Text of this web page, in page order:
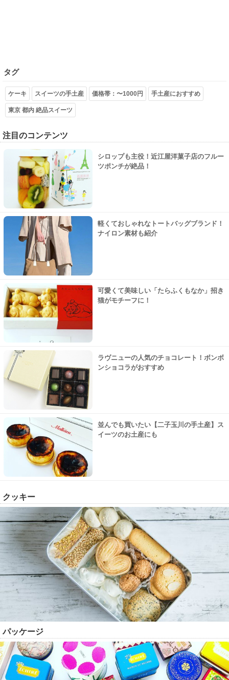
タグ
ケーキ スイーツの手土産 価格帯：〜1000円 手土産におすすめ
東京 都内 絶品スイーツ
注目のコンテンツ
シロップも主役！近江屋洋菓子店のフルー
ツポンチが絶品！
軽くておしゃれなトートバッグブランド！
ナイロン素材も紹介
可愛くて美味しい「たらふくもなか」招き
猫がモチーフに！
ラヴニューの人気のチョコレート！ボンボ
ンショコラがおすすめ
並んでも買いたい【二子玉川の手土産】ス
イーツのお土産にも
クッキー
パッケージ